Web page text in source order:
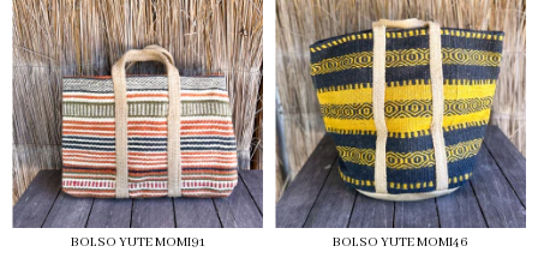
BOLSO YUTE MOMI91 BOLSO YUTE MOMI46